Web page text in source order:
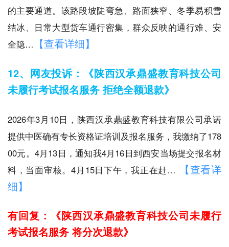
的主要通道。该路段坡陡弯急、路面狭窄、冬季易积雪
结冰、日常大型货车通行密集，群众反映的通行难、安
全隐… 【查看详细】
12、网友投诉：《陕西汉承鼎盛教育科技公司
未履行考试报名服务 拒绝全额退款》
2026年3月10日，陕西汉承鼎盛教育科技有限公司承诺
提供中医确有专长资格证培训及报名服务，我缴纳了178
00元。4月13日，通知我4月16日到西安当场提交报名材
料，当面审核。4月15日下午，我正在赶…
【查看详
细】
有回复：《陕西汉承鼎盛教育科技公司未履行
考试报名服务 将分次退款》